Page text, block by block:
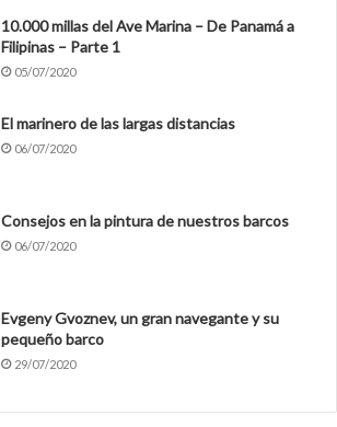
10.000 millas del Ave Marina – De Panamá a
Filipinas – Parte 1
05/07/2020
El marinero de las largas distancias
06/07/2020
Consejos en la pintura de nuestros barcos
06/07/2020
Evgeny Gvoznev, un gran navegante y su
pequeño barco
29/07/2020